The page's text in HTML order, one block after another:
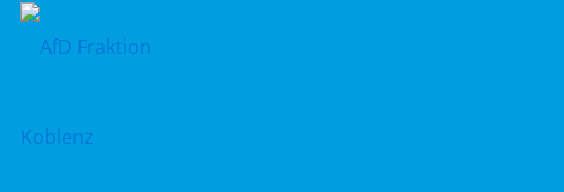
Zum
Inhalt